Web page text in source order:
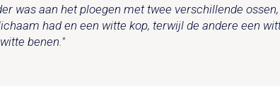
was aan het ploegen met twee verschillende
had en een witte kop, terwijl de andere een
benen."